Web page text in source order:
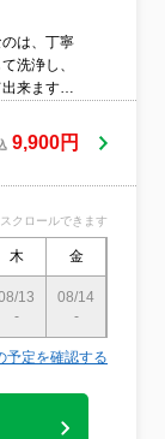
は、丁寧
洗浄し、
来ます。
培った数十
いて、快適
より、複数
する事も
なります
。
9,900円
クロールできます
木 金
13
-
08/14
-
予定を確認する